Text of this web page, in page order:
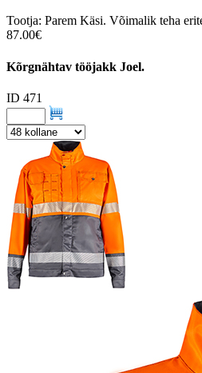
Tootja: Parem Käsi. Võimalik teha
87.00€
Kõrgnähtav tööjakk Joel.
ID 471